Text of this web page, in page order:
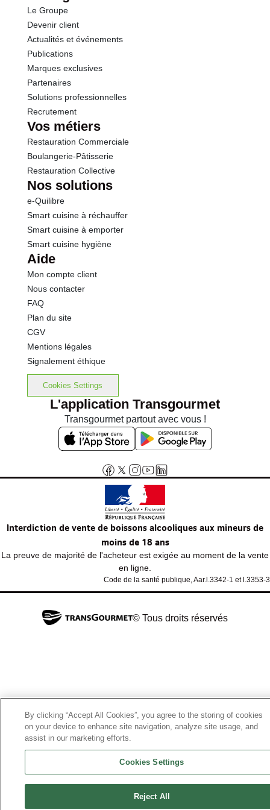
Sel
Opérations
Le Groupe
Devenir client
Actualités et événements
Publications
Marques exclusives
Partenaires
Solutions professionnelles
Recrutement
Vos métiers
Restauration Commerciale
Boulangerie-Pâtisserie
Restauration Collective
Nos solutions
e-Quilibre
Smart cuisine à réchauffer
Smart cuisine à emporter
Smart cuisine hygiène
Aide
Mon compte client
Nous contacter
FAQ
Plan du site
CGV
Mentions légales
Signalement éthique
Cookies Settings
L'application Transgourmet
Transgourmet partout avec vous !
Interdiction de vente de boissons alcooliques aux mineurs de
moins de 18 ans
La preuve de majorité de l'acheteur est exigée au moment de la vente
en ligne.
Code de la santé publique, Aar.l.3342-1 et l.3353-3
© Tous droits réservés
By clicking “Accept All Cookies”, you agree to the storing of cookies
on your device to enhance site navigation, analyze site usage, and
assist in our marketing efforts.
Cookies Settings
Reject All